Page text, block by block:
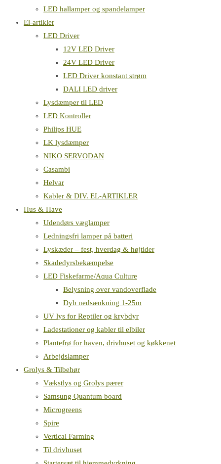
LED hallamper og spandelamper
El-artikler
LED Driver
12V LED Driver
24V LED Driver
LED Driver konstant strøm
DALI LED driver
Lysdæmper til LED
LED Kontroller
Philips HUE
LK lysdæmper
NIKO SERVODAN
Casambi
Helvar
Kabler & DIV. EL-ARTIKLER
Hus & Have
Udendørs væglamper
Ledningsfri lamper på batteri
Lyskæder – fest, hverdag & højtider
Skadedyrsbekæmpelse
LED Fiskefarme/Aqua Culture
Belysning over vandoverflade
Dyb nedsænkning 1-25m
UV lys for Reptiler og krybdyr
Ladestationer og kabler til elbiler
Plantefrø for haven, drivhuset og køkkenet
Arbejdslamper
Grolys & Tilbehør
Vækstlys og Grolys pærer
Samsung Quantum board
Microgreens
Spire
Vertical Farming
Til drivhuset